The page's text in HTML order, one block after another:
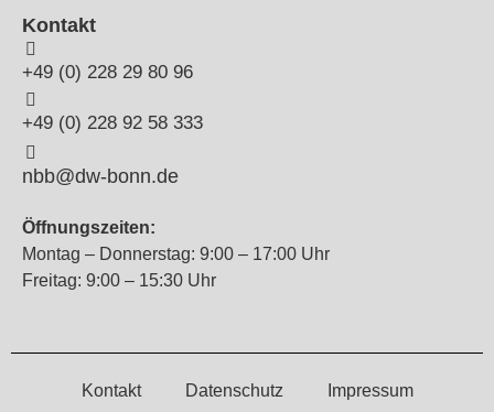
Kontakt
+49 (0) 228 29 80 96
+49 (0) 228 92 58 333
nbb@dw-bonn.de
Öffnungszeiten:
Montag – Donnerstag: 9:00 – 17:00 Uhr
Freitag: 9:00 – 15:30 Uhr
Kontakt Datenschutz Impressum